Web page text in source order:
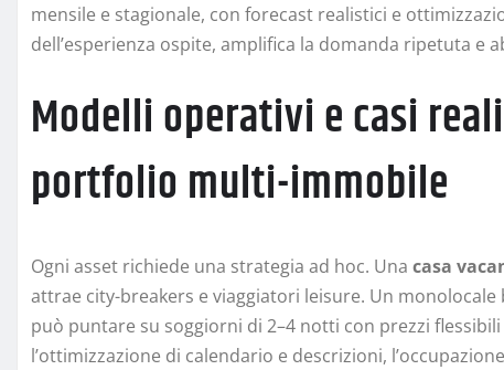
mensile e stagionale, con forecast realistici e
dell’esperienza ospite, amplifica la domanda ripetuta e
Modelli operativi e casi
portfolio multi-immobile
Ogni asset richiede una strategia ad hoc. Una casa
attrae city-breakers e viaggiatori leisure. Un
può puntare su soggiorni di 2–4 notti con prezzi
l’ottimizzazione di calendario e descrizioni,